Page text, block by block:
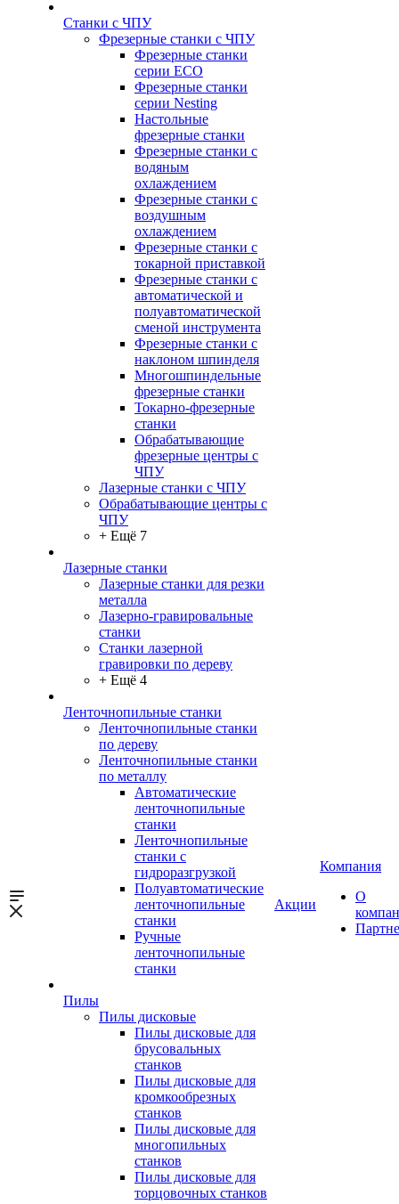
Станки с ЧПУ
Фрезерные станки с ЧПУ
Фрезерные станки
серии ECO
Фрезерные станки
серии Nesting
Настольные
фрезерные станки
Фрезерные станки с
водяным
охлаждением
Фрезерные станки с
воздушным
охлаждением
Фрезерные станки с
токарной приставкой
Фрезерные станки с
автоматической и
полуавтоматической
сменой инструмента
Фрезерные станки с
наклоном шпинделя
Многошпиндельные
фрезерные станки
Токарно-фрезерные
станки
Обрабатывающие
фрезерные центры с
ЧПУ
Лазерные станки с ЧПУ
Обрабатывающие центры с
ЧПУ
+ Ещё 7
Лазерные станки
Лазерные станки для резки
металла
Лазерно-гравировальные
станки
Станки лазерной
гравировки по дереву
+ Ещё 4
Ленточнопильные станки
Ленточнопильные станки
по дереву
Ленточнопильные станки
по металлу
Автоматические
ленточнопильные
станки
Ленточнопильные
станки с
гидроразгрузкой
Полуавтоматические
ленточнопильные
станки
Ручные
ленточнопильные
станки
Пилы
Пилы дисковые
Пилы дисковые для
брусовальных
станков
Пилы дисковые для
кромкообрезных
станков
Пилы дисковые для
многопильных
станков
Пилы дисковые для
торцовочных станков
Акции
Компания
О